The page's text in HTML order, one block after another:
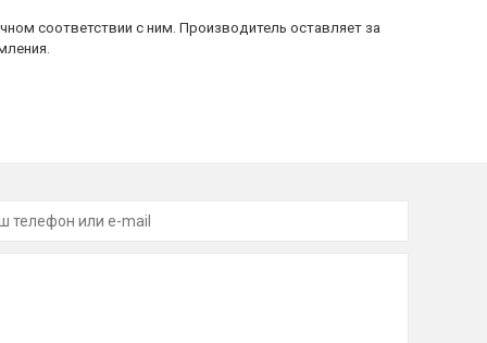
соответствии с ним. Производитель оставляет за